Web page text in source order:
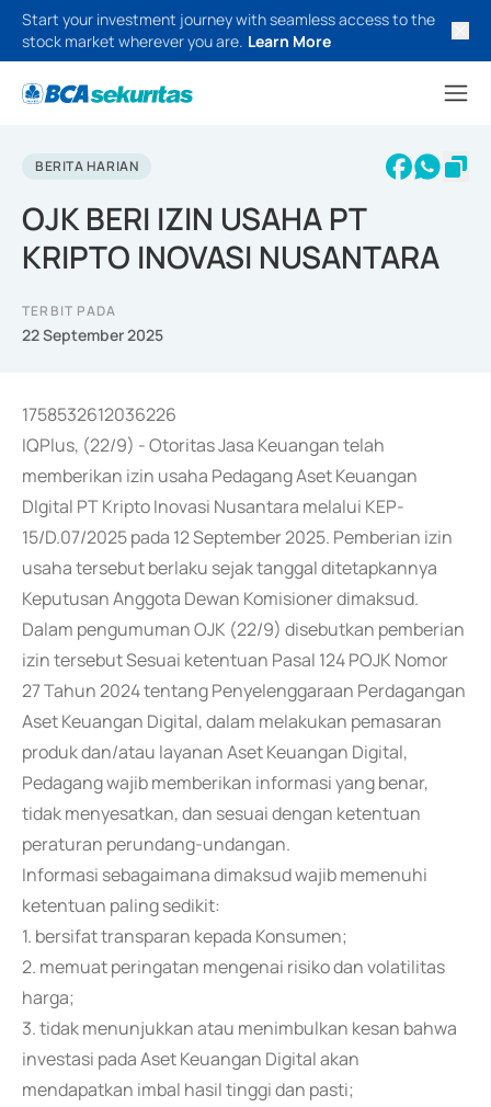
Start your investment journey with seamless access to the
stock market wherever you are. Learn More
BERITA HARIAN
OJK BERI IZIN USAHA PT
KRIPTO INOVASI NUSANTARA
TERBIT PADA
22 September 2025
1758532612036226
IQPlus, (22/9) - Otoritas Jasa Keuangan telah
memberikan izin usaha Pedagang Aset Keuangan
DIgital PT Kripto Inovasi Nusantara melalui KEP-
15/D.07/2025 pada 12 September 2025. Pemberian izin
usaha tersebut berlaku sejak tanggal ditetapkannya
Keputusan Anggota Dewan Komisioner dimaksud.
Dalam pengumuman OJK (22/9) disebutkan pemberian
izin tersebut Sesuai ketentuan Pasal 124 POJK Nomor
27 Tahun 2024 tentang Penyelenggaraan Perdagangan
Aset Keuangan Digital, dalam melakukan pemasaran
produk dan/atau layanan Aset Keuangan Digital,
Pedagang wajib memberikan informasi yang benar,
tidak menyesatkan, dan sesuai dengan ketentuan
peraturan perundang-undangan.
Informasi sebagaimana dimaksud wajib memenuhi
ketentuan paling sedikit:
1. bersifat transparan kepada Konsumen;
2. memuat peringatan mengenai risiko dan volatilitas
harga;
3. tidak menunjukkan atau menimbulkan kesan bahwa
investasi pada Aset Keuangan Digital akan
mendapatkan imbal hasil tinggi dan pasti;